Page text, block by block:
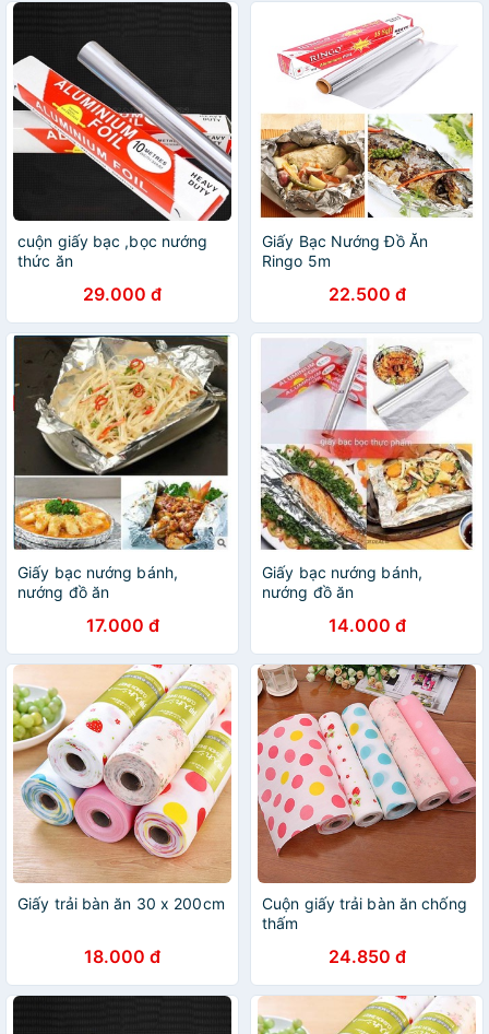
cuộn giấy bạc ,bọc nướng
thức ăn
29.000 đ
Giấy Bạc Nướng Đồ Ăn
Ringo 5m
22.500 đ
Giấy bạc nướng bánh,
nướng đồ ăn
17.000 đ
Giấy bạc nướng bánh,
nướng đồ ăn
14.000 đ
Giấy trải bàn ăn 30 x 200cm
18.000 đ
Cuộn giấy trải bàn ăn chống
thấm
24.850 đ